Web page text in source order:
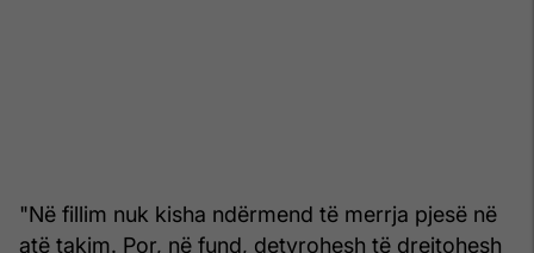
"Në fillim nuk kisha ndërmend të merrja pjesë në
atë takim. Por, në fund, detyrohesh të drejtohesh